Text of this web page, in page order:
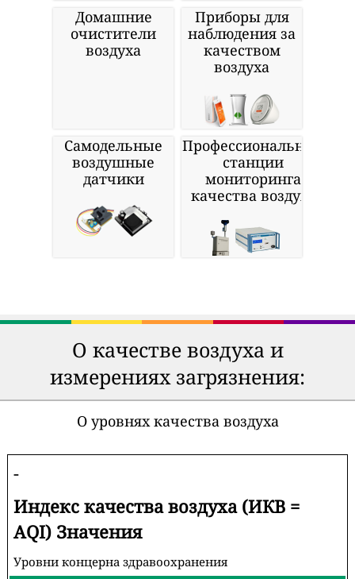
Домашние
очистители
воздуха
Приборы для
наблюдения за
качеством
воздуха
Самодельные
воздушные
датчики
Профессиональные
станции
мониторинга
качества воздуха
О качестве воздуха и
измерениях загрязнения:
О уровнях качества воздуха
-
Индекс качества воздуха (ИКВ =
AQI) Значения
Уровни концерна здравоохранения